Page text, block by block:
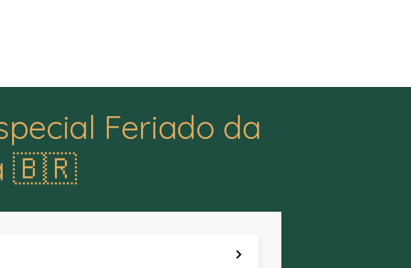
Feriado da
🇧🇷